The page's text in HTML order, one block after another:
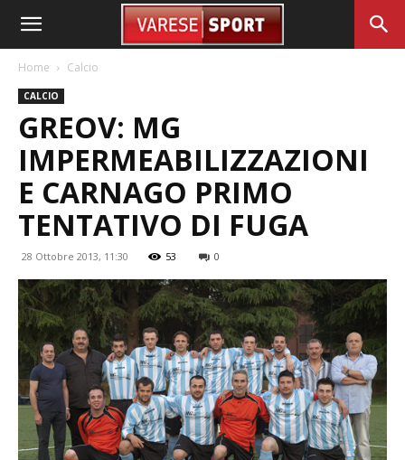
Home Calcio
CALCIO
GREOV: MG
IMPERMEABILIZZAZIONI
E CARNAGO PRIMO
TENTATIVO DI FUGA
28 Ottobre 2013, 11:30 53 0